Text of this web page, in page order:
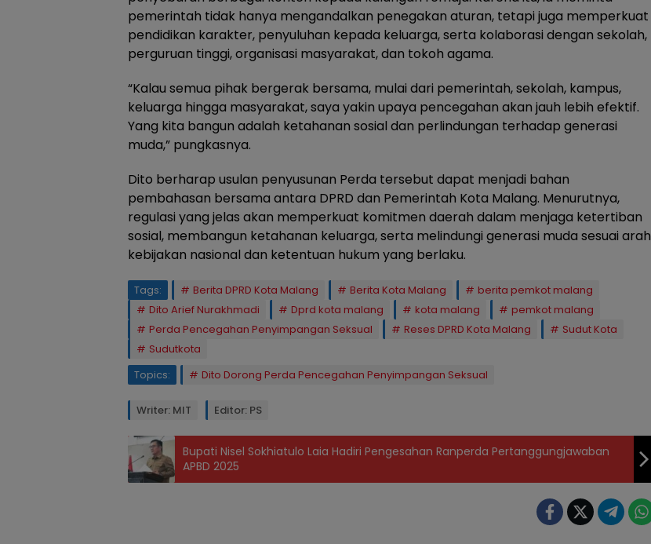
pemerintah tidak hanya mengandalkan penegakan aturan, tetapi juga memperkuat
pendidikan karakter, penyuluhan kepada keluarga, serta kolaborasi dengan sekolah,
perguruan tinggi, organisasi masyarakat, dan tokoh agama.
“Kalau semua pihak bergerak bersama, mulai dari pemerintah, sekolah, kampus,
keluarga hingga masyarakat, saya yakin upaya pencegahan akan jauh lebih efektif.
Yang kita bangun adalah ketahanan sosial dan perlindungan terhadap generasi
muda,” pungkasnya.
Dito berharap usulan penyusunan Perda tersebut dapat menjadi bahan
pembahasan bersama antara DPRD dan Pemerintah Kota Malang. Menurutnya,
regulasi yang jelas akan memperkuat komitmen daerah dalam menjaga ketertiban
sosial, membangun ketahanan keluarga, serta melindungi generasi muda sesuai arah
kebijakan nasional dan ketentuan hukum yang berlaku.
Tags: Berita DPRD Kota Malang Berita Kota Malang
berita pemkot malang
Dito Arief Nurakhmadi
Dprd kota malang kota malang
pemkot malang
Perda Pencegahan Penyimpangan Seksual
Reses DPRD Kota Malang
Sudut Kota
Sudutkota
Topics:
Dito Dorong Perda Pencegahan Penyimpangan Seksual
Writer: MIT Editor: PS
Bupati Nisel Sokhiatulo Laia Hadiri Pengesahan Ranperda Pertanggungjawaban
APBD 2025